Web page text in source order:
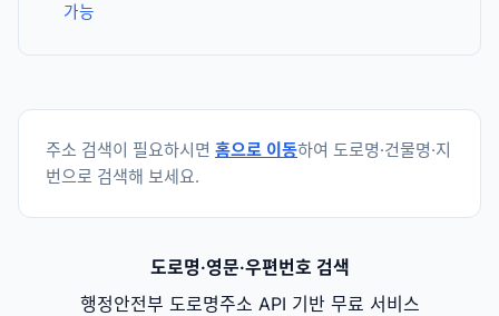
가능
주소 검색이 필요하시면 홈으로 이동하여 도로명·건물명·지
번으로 검색해 보세요.
도로명·영문·우편번호 검색
행정안전부 도로명주소 API 기반 무료 서비스